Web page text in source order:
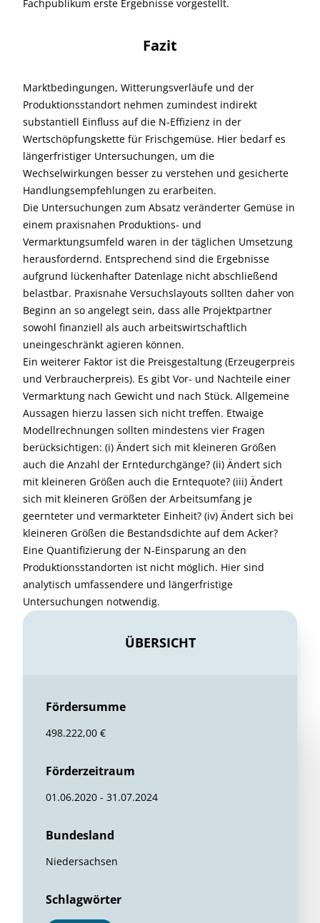
Fachpublikum erste Ergebnisse vorgestellt.
Fazit
Marktbedingungen, Witterungsverläufe und der
Produktionsstandort nehmen zumindest indirekt
substantiell Einfluss auf die N-Effizienz in der
Wertschöpfungskette für Frischgemüse. Hier bedarf es
längerfristiger Untersuchungen, um die
Wechselwirkungen besser zu verstehen und gesicherte
Handlungsempfehlungen zu erarbeiten.
Die Untersuchungen zum Absatz veränderter Gemüse in
einem praxisnahen Produktions- und
Vermarktungsumfeld waren in der täglichen Umsetzung
herausfordernd. Entsprechend sind die Ergebnisse
aufgrund lückenhafter Datenlage nicht abschließend
belastbar. Praxisnahe Versuchslayouts sollten daher von
Beginn an so angelegt sein, dass alle Projektpartner
sowohl finanziell als auch arbeitswirtschaftlich
uneingeschränkt agieren können.
Ein weiterer Faktor ist die Preisgestaltung (Erzeugerpreis
und Verbraucherpreis). Es gibt Vor- und Nachteile einer
Vermarktung nach Gewicht und nach Stück. Allgemeine
Aussagen hierzu lassen sich nicht treffen. Etwaige
Modellrechnungen sollten mindestens vier Fragen
berücksichtigen: (i) Ändert sich mit kleineren Größen
auch die Anzahl der Erntedurchgänge? (ii) Ändert sich
mit kleineren Größen auch die Erntequote? (iii) Ändert
sich mit kleineren Größen der Arbeitsumfang je
geernteter und vermarkteter Einheit? (iv) Ändert sich bei
kleineren Größen die Bestandsdichte auf dem Acker?
Eine Quantifizierung der N-Einsparung an den
Produktionsstandorten ist nicht möglich. Hier sind
analytisch umfassendere und längerfristige
Untersuchungen notwendig.
ÜBERSICHT
Fördersumme
498.222,00 €
Förderzeitraum
01.06.2020 - 31.07.2024
Bundesland
Niedersachsen
Schlagwörter